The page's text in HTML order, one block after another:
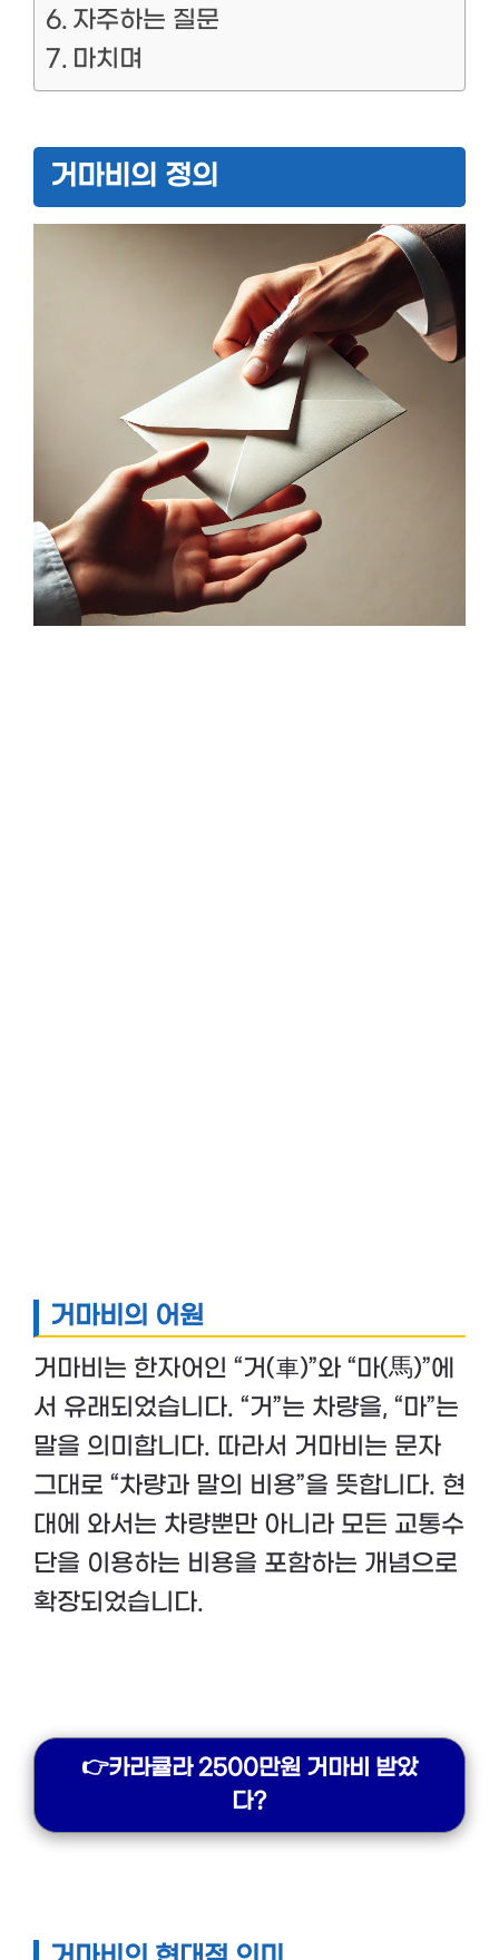
자주하는 질문
마치며
거마비의 정의
거마비의 어원
거마비는 한자어인 “거(車)”와 “마(馬)”에
서 유래되었습니다. “거”는 차량을, “마”는
말을 의미합니다. 따라서 거마비는 문자
그대로 “차량과 말의 비용”을 뜻합니다. 현
대에 와서는 차량뿐만 아니라 모든 교통수
단을 이용하는 비용을 포함하는 개념으로
확장되었습니다.
👉카라큘라 2500만원 거마비 받았
다?